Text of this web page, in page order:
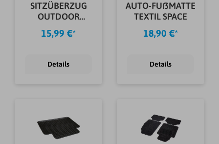
SITZÜBERZUG
OUTDOOR
FARBLICH
SORTIERT
15,99 €*
Details
AUTO-FUßMATTE
TEXTIL SPACE
18,90 €*
Details